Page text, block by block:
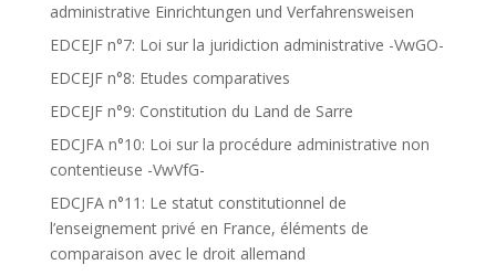
administrative Einrichtungen und Verfahrensweisen
EDCEJF n°7: Loi sur la juridiction administrative -VwGO-
EDCEJF n°8: Etudes comparatives
EDCEJF n°9: Constitution du Land de Sarre
EDCJFA n°10: Loi sur la procédure administrative non
contentieuse -VwVfG-
EDCJFA n°11: Le statut constitutionnel de
l’enseignement privé en France, éléments de
comparaison avec le droit allemand